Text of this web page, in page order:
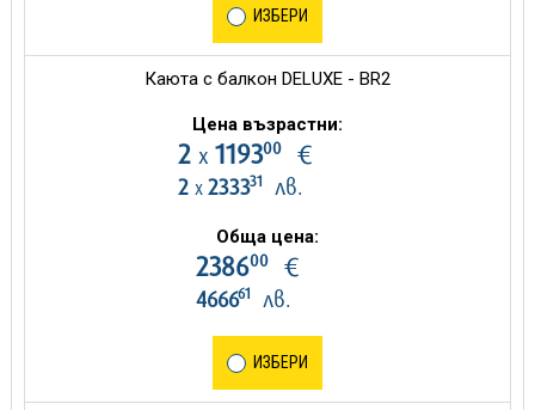
ИЗБЕРИ
Каюта с балкон DELUXE - BR2
Цена възрастни:
2 х 119300€
2 х 233331 лв.
Обща цена:
238600€
466661 лв.
ИЗБЕРИ